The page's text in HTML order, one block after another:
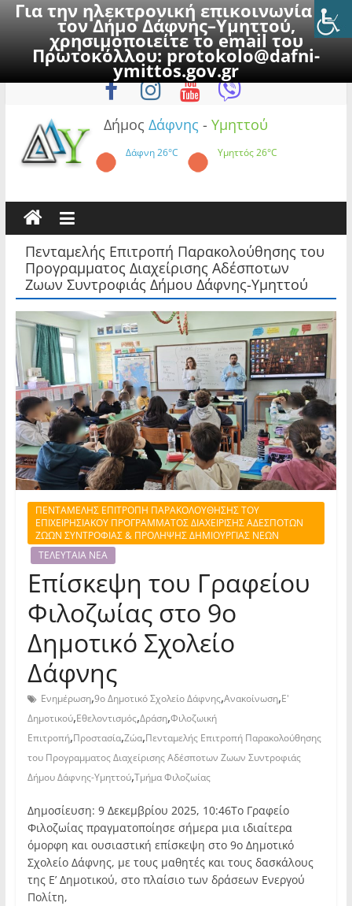
Για την ηλεκτρονική επικοινωνία με
τον Δήμο Δάφνης–Υμηττού,
χρησιμοποιείτε το email του
Πρωτοκόλλου:protokolo@dafni-
ymittos.gov.gr
to
Πέμπτη, 6 Αυγούστου 2026
Δήμος Δάφνης - Υμηττού
Δάφνη26°C Υμηττός26°C
Πενταμελής Επιτροπή Παρακολούθησης του
Προγραμματος Διαχείρισης Αδέσποτων
Ζωων Συντροφιάς Δήμου Δάφνης-Υμηττού
ΠΕΝΤΑΜΕΛΗΣ ΕΠΙΤΡΟΠΗ ΠΑΡΑΚΟΛΟΥΘΗΣΗΣ ΤΟΥ
ΕΠΙΧΕΙΡΗΣΙΑΚΟΥ ΠΡΟΓΡΑΜΜΑΤΟΣ ΔΙΑΧΕΙΡΙΣΗΣ ΑΔΕΣΠΟΤΩΝ
ΖΩΩΝ ΣΥΝΤΡΟΦΙΑΣ & ΠΡΟΛΗΨΗΣ ΔΗΜΙΟΥΡΓΙΑΣ ΝΕΩΝ
ΤΕΛΕΥΤΑΙΑ ΝΕΑ
Επίσκεψη του Γραφείου
Φιλοζωίας στο 9ο
Δημοτικό Σχολείο
Δάφνης
Ενημέρωση,9ο Δημοτικό Σχολείο Δάφνης,Ανακοίνωση,Ε'
Δημοτικού,Εθελοντισμός,Δράση,Φιλοζωική
Επιτροπή,Προστασία,Ζώα,Πενταμελής Επιτροπή Παρακολούθησης
του Προγραμματος Διαχείρισης Αδέσποτων Ζωων Συντροφιάς
Δήμου Δάφνης-Υμηττού,Τμήμα Φιλοζωίας
Δημοσίευση: 9 Δεκεμβρίου 2025, 10:46Το Γραφείο
Φιλοζωίας πραγματοποίησε σήμερα μια ιδιαίτερα
όμορφη και ουσιαστική επίσκεψη στο 9ο Δημοτικό
Σχολείο Δάφνης, με τους μαθητές και τους δασκάλους
της Ε’ Δημοτικού, στο πλαίσιο των δράσεων Ενεργού
Πολίτη,